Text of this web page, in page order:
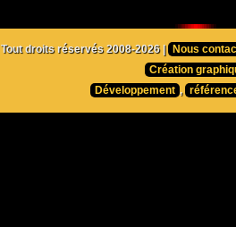
Tout droits réservés 2008-2026 |
Nous
Création
Développement ,